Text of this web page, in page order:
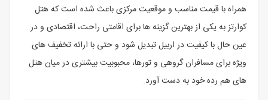
همراه با قیمت مناسب و موقعیت مرکزی باعث شده است که هتل
کوارتز به یکی از بهترین گزینه‌ ها برای اقامتی راحت، اقتصادی و در
عین حال با کیفیت در اربیل تبدیل شود و حتی با ارائه تخفیف‌ های
ویژه برای مسافران گروهی و تورها، محبوبیت بیشتری در میان هتل
‌های هم‌ رده خود به دست آورد.